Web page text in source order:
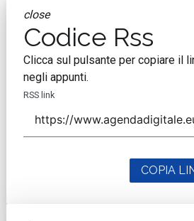
close
Codice Rss
Clicca sul pulsante per copiare il
negli appunti.
RSS link
COPIA